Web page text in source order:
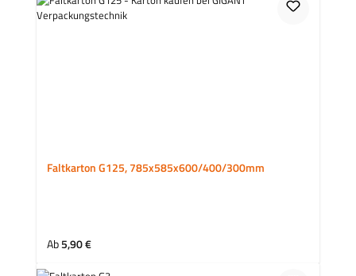
Faltkarton G125, 785x585x600/400/300mm
Regulärer Preis:
Ab5,90 €